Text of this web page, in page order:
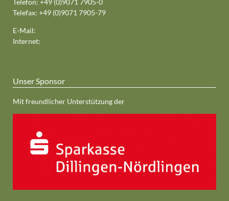
Telefon: +49 (0)9071 7905-0
Telefax: +49 (0)9071 7905-79
E-Mail:
Internet:
Unser Sponsor
Mit freundlicher Unterstützung der